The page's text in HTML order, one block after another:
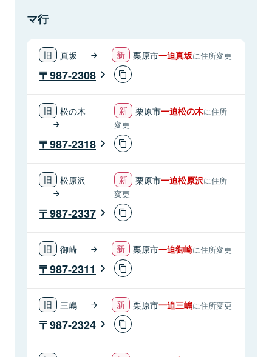
マ行
真坂 栗原市一迫真坂に住所変更
987-2308
松の木 栗原市一迫松の木に住所
変更
987-2318
松原沢 栗原市一迫松原沢に住所
変更
987-2337
御崎 栗原市一迫御崎に住所変更
987-2311
三嶋 栗原市一迫三嶋に住所変更
987-2324